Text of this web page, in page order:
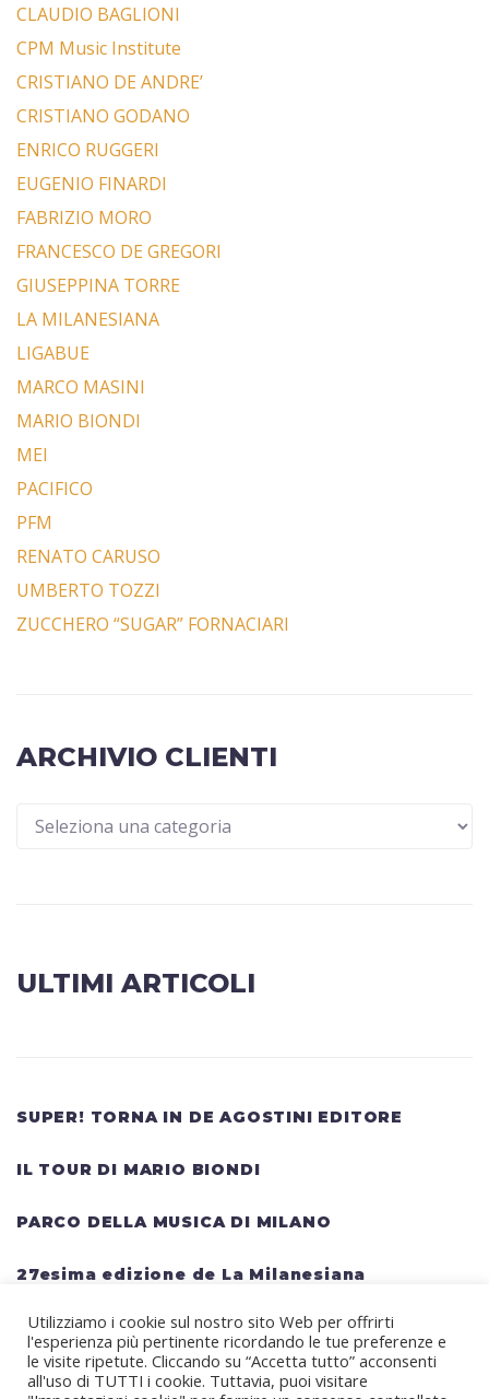
CLAUDIO BAGLIONI
CPM Music Institute
CRISTIANO DE ANDRE’
CRISTIANO GODANO
ENRICO RUGGERI
EUGENIO FINARDI
FABRIZIO MORO
FRANCESCO DE GREGORI
GIUSEPPINA TORRE
LA MILANESIANA
LIGABUE
MARCO MASINI
MARIO BIONDI
MEI
PACIFICO
PFM
RENATO CARUSO
UMBERTO TOZZI
ZUCCHERO “SUGAR” FORNACIARI
ARCHIVIO CLIENTI
ULTIMI ARTICOLI
SUPER! TORNA IN DE AGOSTINI EDITORE
IL TOUR DI MARIO BIONDI
PARCO DELLA MUSICA DI MILANO
27esima edizione de La Milanesiana
HELLWATT FESTIVAL: una lineup gigantesca
per il festival estivo TRAVIS SCOTT, KANYE
WEST, SWEDISH HOUSE MAFIA, MARTIN
Utilizziamo i cookie sul nostro sito Web per offrirti
l'esperienza più pertinente ricordando le tue preferenze e
le visite ripetute. Cliccando su “Accetta tutto” acconsenti
all'uso di TUTTI i cookie. Tuttavia, puoi visitare